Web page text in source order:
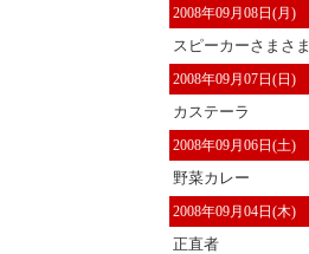
2008年09月08日(月)
スピーカーさまさま
2008年09月07日(日)
カステーラ
2008年09月06日(土)
野菜カレー
2008年09月04日(木)
正直者